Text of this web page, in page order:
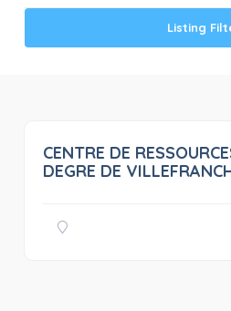
Listing
CENTRE DE
DEGRE DE